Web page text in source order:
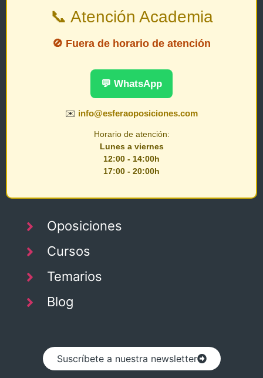
Oposiciones
Cursos
Temarios
Blog
📞 Atención Academia
🚫 Fuera de horario de atención
💬 WhatsApp
✉️ info@esferaoposiciones.com
Horario de atención:
Lunes a viernes
12:00 - 14:00h
17:00 - 20:00h
Suscríbete a nuestra newsletter